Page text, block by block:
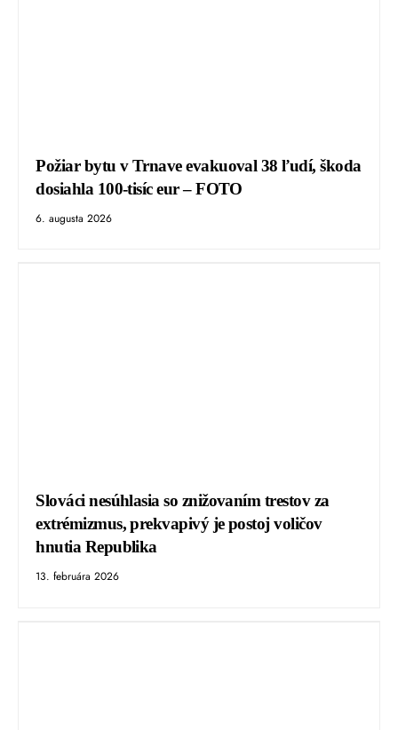
Požiar bytu v Trnave evakuoval 38 ľudí, škoda
dosiahla 100-tisíc eur – FOTO
6. augusta 2026
Slováci nesúhlasia so znižovaním trestov za
extrémizmus, prekvapivý je postoj voličov
hnutia Republika
13. februára 2026